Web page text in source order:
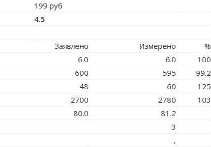
199 руб
4.5
Заявлено Измерено
%
6.0 6.0
100
600 595
99.2
48 60
125
2700 2780
103
80.0
81.2
3
,